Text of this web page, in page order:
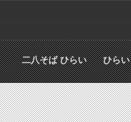
二八そば ひらい ひら